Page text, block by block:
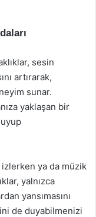
sesin
artırarak,
sunar.
yaklaşan bir
izlerken ya da müzik
yalnızca
yansımasını
de duyabilmenizi